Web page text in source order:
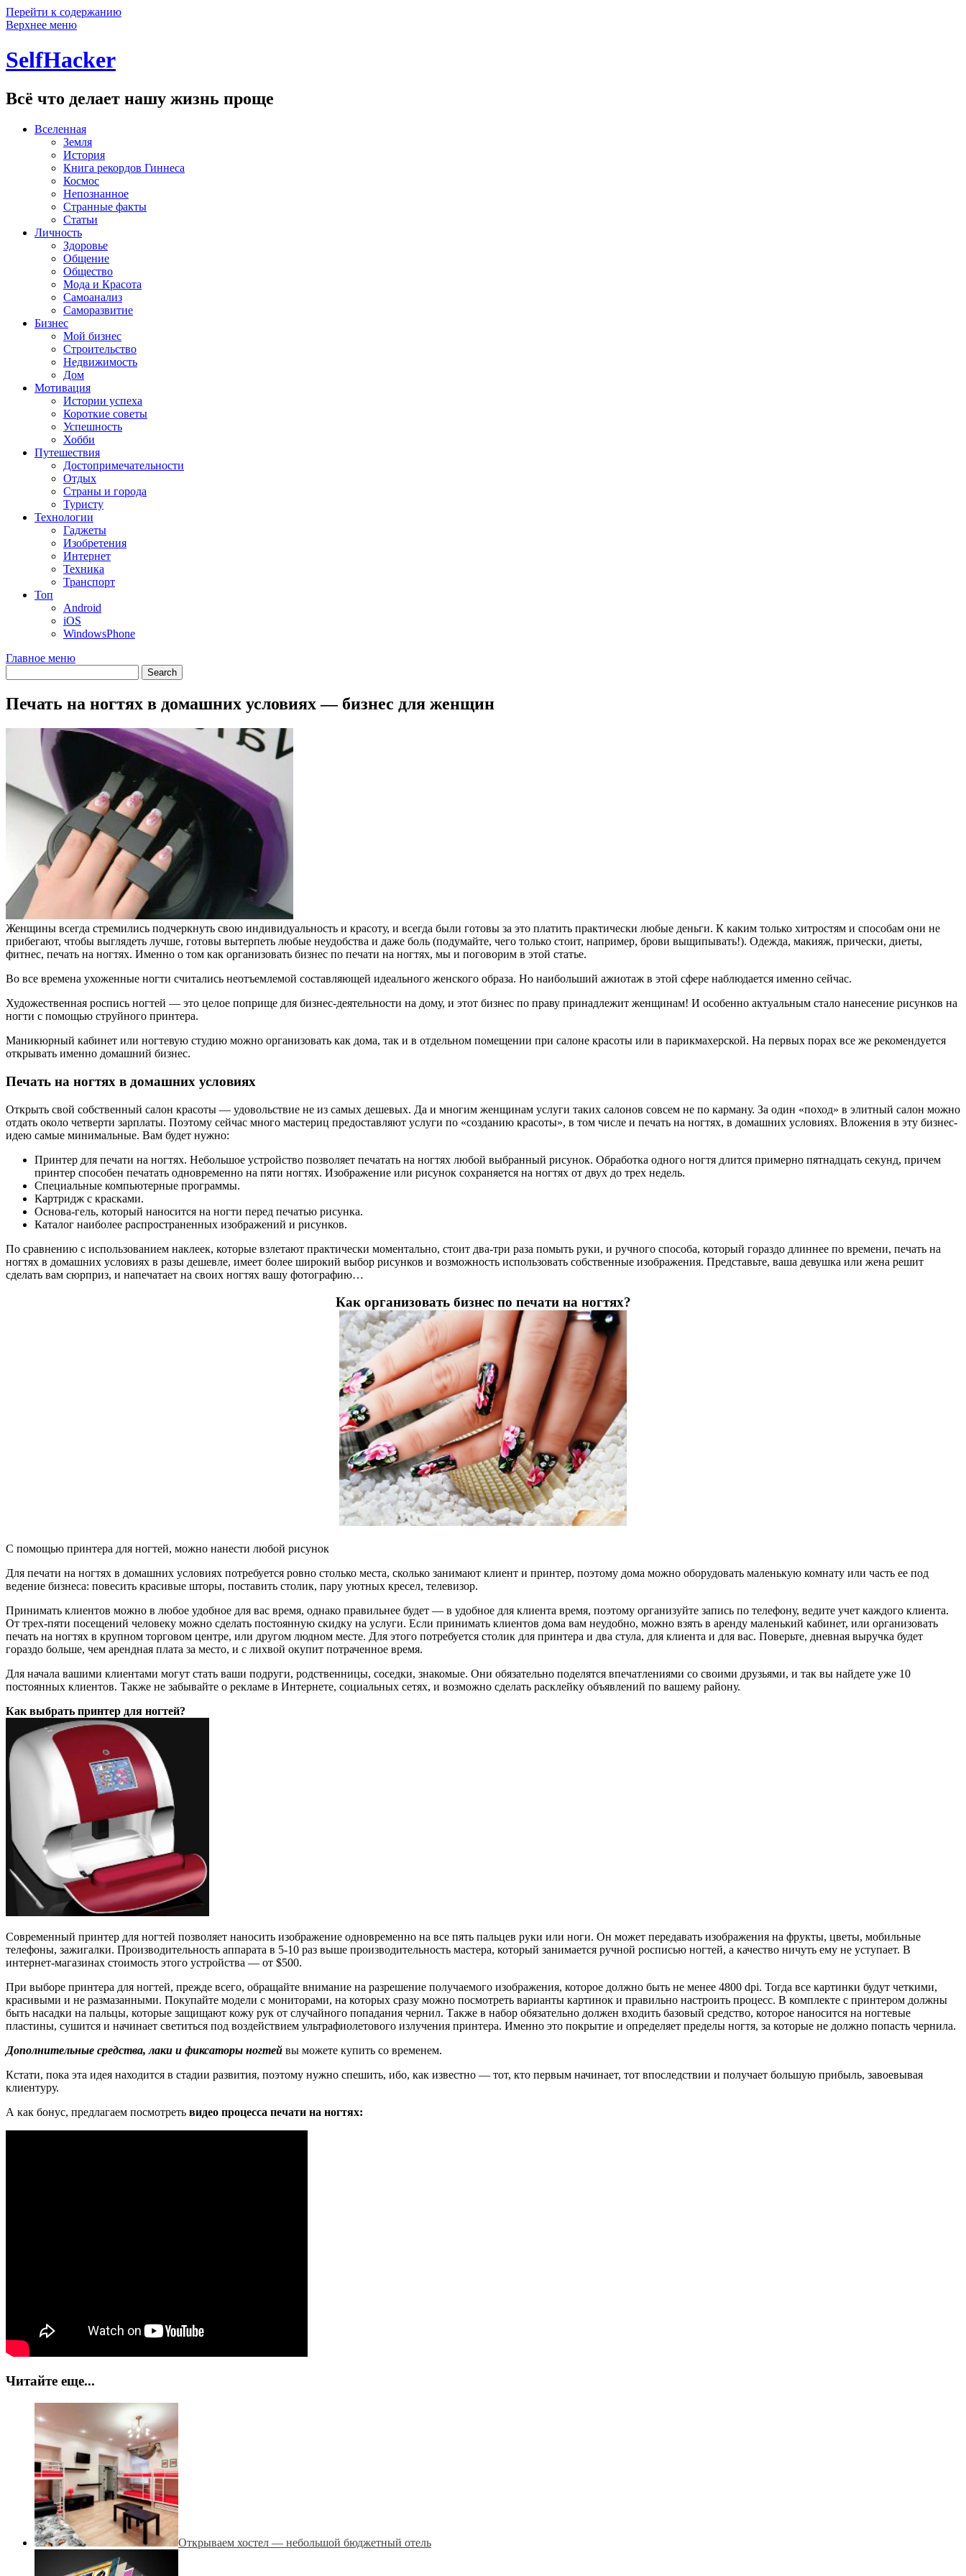
Перейти к содержанию
Верхнее меню
SelfHacker
Всё что делает нашу жизнь проще
Вселенная
Земля
История
Книга рекордов Гиннеса
Космос
Непознанное
Странные факты
Статьи
Личность
Здоровье
Общение
Общество
Мода и Красота
Самоанализ
Саморазвитие
Бизнес
Мой бизнес
Строительство
Недвижимость
Дом
Мотивация
Истории успеха
Короткие советы
Успешность
Хобби
Путешествия
Достопримечательности
Отдых
Страны и города
Туристу
Технологии
Гаджеты
Изобретения
Интернет
Техника
Транспорт
Топ
Android
iOS
WindowsPhone
Главное меню
Печать на ногтях в домашних условиях — бизнес для женщин
Женщины всегда стремились подчеркнуть свою индивидуальность и красоту, и всегда были готовы за это платить практически любые деньги. К каким только хитростям и способам они не
прибегают, чтобы выглядеть лучше, готовы вытерпеть любые неудобства и даже боль (подумайте, чего только стоит, например, брови выщипывать!). Одежда, макияж, прически, диеты,
фитнес, печать на ногтях. Именно о том как организовать бизнес по печати на ногтях, мы и поговорим в этой статье.
Во все времена ухоженные ногти считались неотъемлемой составляющей идеального женского образа. Но наибольший ажиотаж в этой сфере наблюдается именно сейчас.
Художественная роспись ногтей — это целое поприще для бизнес-деятельности на дому, и этот бизнес по праву принадлежит женщинам! И особенно актуальным стало нанесение рисунков на
ногти с помощью струйного принтера.
Маникюрный кабинет или ногтевую студию можно организовать как дома, так и в отдельном помещении при салоне красоты или в парикмахерской. На первых порах все же рекомендуется
открывать именно домашний бизнес.
Печать на ногтях в домашних условиях
Открыть свой собственный салон красоты — удовольствие не из самых дешевых. Да и многим женщинам услуги таких салонов совсем не по карману. За один «поход» в элитный салон можно
отдать около четверти зарплаты. Поэтому сейчас много мастериц предоставляют услуги по «созданию красоты», в том числе и печать на ногтях, в домашних условиях. Вложения в эту бизнес-
идею самые минимальные. Вам будет нужно:
Принтер для печати на ногтях. Небольшое устройство позволяет печатать на ногтях любой выбранный рисунок. Обработка одного ногтя длится примерно пятнадцать секунд, причем
принтер способен печатать одновременно на пяти ногтях. Изображение или рисунок сохраняется на ногтях от двух до трех недель.
Специальные компьютерные программы.
Картридж с красками.
Основа-гель, который наносится на ногти перед печатью рисунка.
Каталог наиболее распространенных изображений и рисунков.
По сравнению с использованием наклеек, которые взлетают практически моментально, стоит два-три раза помыть руки, и ручного способа, который гораздо длиннее по времени, печать на
ногтях в домашних условиях в разы дешевле, имеет более широкий выбор рисунков и возможность использовать собственные изображения. Представьте, ваша девушка или жена решит
сделать вам сюрприз, и напечатает на своих ногтях вашу фотографию…
Как организовать бизнес по печати на ногтях?
С помощью принтера для ногтей, можно нанести любой рисунок
Для печати на ногтях в домашних условиях потребуется ровно столько места, сколько занимают клиент и принтер, поэтому дома можно оборудовать маленькую комнату или часть ее под
ведение бизнеса: повесить красивые шторы, поставить столик, пару уютных кресел, телевизор.
Принимать клиентов можно в любое удобное для вас время, однако правильнее будет — в удобное для клиента время, поэтому организуйте запись по телефону, ведите учет каждого клиента.
От трех-пяти посещений человеку можно сделать постоянную скидку на услуги. Если принимать клиентов дома вам неудобно, можно взять в аренду маленький кабинет, или организовать
печать на ногтях в крупном торговом центре, или другом людном месте. Для этого потребуется столик для принтера и два стула, для клиента и для вас. Поверьте, дневная выручка будет
гораздо больше, чем арендная плата за место, и с лихвой окупит потраченное время.
Для начала вашими клиентами могут стать ваши подруги, родственницы, соседки, знакомые. Они обязательно поделятся впечатлениями со своими друзьями, и так вы найдете уже 10
постоянных клиентов. Также не забывайте о рекламе в Интернете, социальных сетях, и возможно сделать расклейку объявлений по вашему району.
Как выбрать принтер для ногтей?
Современный принтер для ногтей позволяет наносить изображение одновременно на все пять пальцев руки или ноги. Он может передавать изображения на фрукты, цветы, мобильные
телефоны, зажигалки. Производительность аппарата в 5-10 раз выше производительность мастера, который занимается ручной росписью ногтей, а качество ничуть ему не уступает. В
интернет-магазинах стоимость этого устройства — от $500.
При выборе принтера для ногтей, прежде всего, обращайте внимание на разрешение получаемого изображения, которое должно быть не менее 4800 dpi. Тогда все картинки будут четкими,
красивыми и не размазанными. Покупайте модели с мониторами, на которых сразу можно посмотреть варианты картинок и правильно настроить процесс. В комплекте с принтером должны
быть насадки на пальцы, которые защищают кожу рук от случайного попадания чернил. Также в набор обязательно должен входить базовый средство, которое наносится на ногтевые
пластины, сушится и начинает светиться под воздействием ультрафиолетового излучения принтера. Именно это покрытие и определяет пределы ногтя, за которые не должно попасть чернила.
Дополнительные средства, лаки и фиксаторы ногтей вы можете купить со временем.
Кстати, пока эта идея находится в стадии развития, поэтому нужно спешить, ибо, как известно — тот, кто первым начинает, тот впоследствии и получает большую прибыль, завоевывая
клиентуру.
А как бонус, предлагаем посмотреть видео процесса печати на ногтях:
Читайте еще...
Открываем хостел — небольшой бюджетный отель